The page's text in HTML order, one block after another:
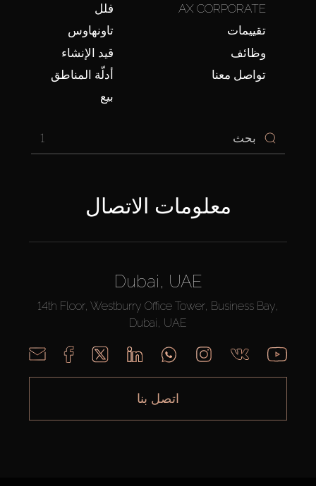
فلل
تاونهاوس
قيد الإنشاء
أدلّة المناطق
بيع
AX CORPORATE
تقييمات
وظائف
تواصل معنا
1
معلومات الاتصال
Dubai, UAE
14th Floor, Westburry Office Tower, Business Bay,
Dubai, UAE
اتصل بنا